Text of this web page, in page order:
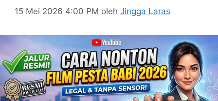
15 Mei 2026 4:00 PM oleh Jingga Laras